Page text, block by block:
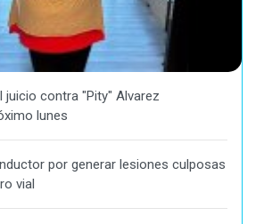
juicio contra "Pity" Alvarez
lunes
por generar lesiones culposas
vial